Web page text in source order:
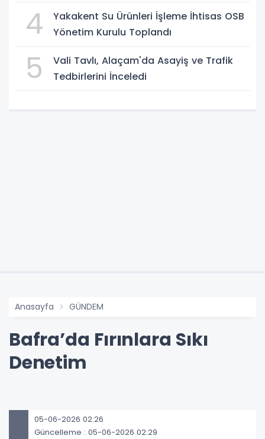
4
Yakakent Su Ürünleri İşleme İhtisas OSB
Yönetim Kurulu Toplandı
5
Vali Tavlı, Alaçam'da Asayiş ve Trafik
Tedbirlerini İnceledi
Anasayfa GÜNDEM
Bafra’da Fırınlara Sıkı
Denetim
05-06-2026 02:26
Güncelleme : 05-06-2026 02:29